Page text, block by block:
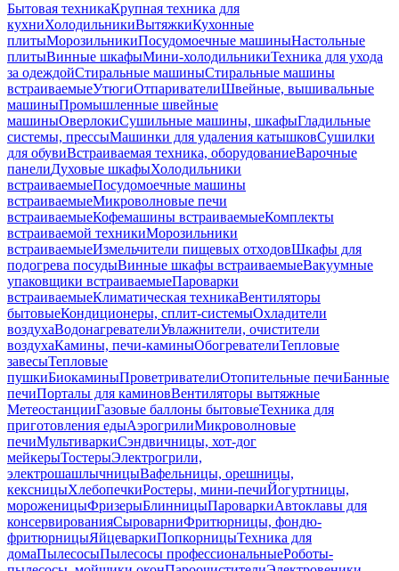
Бытовая техникаКрупная техника для
кухниХолодильникиВытяжкиКухонные
плитыМорозильникиПосудомоечные машиныНастольные
плитыВинные шкафыМини-холодильникиТехника для ухода
за одеждойСтиральные машиныСтиральные машины
встраиваемыеУтюгиОтпаривателиШвейные, вышивальные
машиныПромышленные швейные
машиныОверлокиСушильные машины, шкафыГладильные
системы, прессыМашинки для удаления катышковСушилки
для обувиВстраиваемая техника, оборудованиеВарочные
панелиДуховые шкафыХолодильники
встраиваемыеПосудомоечные машины
встраиваемыеМикроволновые печи
встраиваемыеКофемашины встраиваемыеКомплекты
встраиваемой техникиМорозильники
встраиваемыеИзмельчители пищевых отходовШкафы для
подогрева посудыВинные шкафы встраиваемыеВакуумные
упаковщики встраиваемыеПароварки
встраиваемыеКлиматическая техникаВентиляторы
бытовыеКондиционеры, сплит-системыОхладители
воздухаВодонагревателиУвлажнители, очистители
воздухаКамины, печи-каминыОбогревателиТепловые
завесыТепловые
пушкиБиокаминыПроветривателиОтопительные печиБанные
печиПорталы для каминовВентиляторы вытяжные
МетеостанцииГазовые баллоны бытовыеТехника для
приготовления едыАэрогрилиМикроволновые
печиМультиваркиСэндвичницы, хот-дог
мейкерыТостерыЭлектрогрили,
электрошашлычницыВафельницы, орешницы,
кексницыХлебопечкиРостеры, мини-печиЙогуртницы,
мороженицыФризерыБлинницыПароваркиАвтоклавы для
консервированияСыроварниФритюрницы, фондю-
фритюрницыЯйцеваркиПопкорницыТехника для
домаПылесосыПылесосы профессиональныеРоботы-